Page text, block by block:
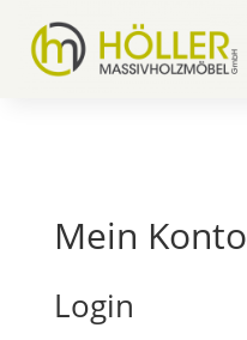
Mein Konto
Login